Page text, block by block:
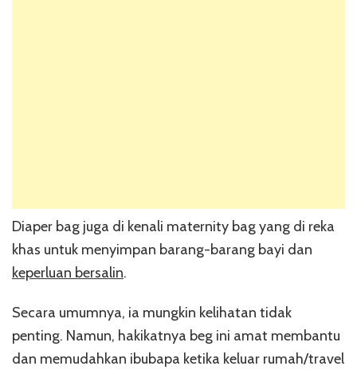
Diaper bag juga di kenali maternity bag yang di reka
khas untuk menyimpan barang-barang bayi dan
keperluan bersalin.
Secara umumnya, ia mungkin kelihatan tidak
penting. Namun, hakikatnya beg ini amat membantu
dan memudahkan ibubapa ketika keluar rumah/travel